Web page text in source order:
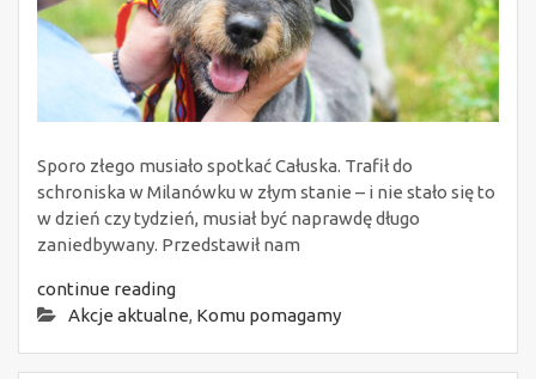
Sporo złego musiało spotkać Całuska. Trafił do
schroniska w Milanówku w złym stanie – i nie stało się to
w dzień czy tydzień, musiał być naprawdę długo
zaniedbywany. Przedstawił nam
continue reading
Akcje aktualne, Komu pomagamy